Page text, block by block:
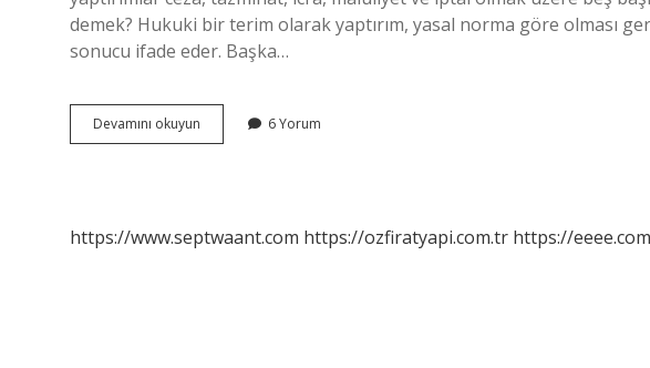
demek? Hukuki bir terim olarak yaptırım, yasal norma göre olması
sonucu ifade eder. Başka…
Devamını okuyun
Yaptırım
6 Yorum
https://www.septwaant.com https://ozfiratyapi.com.tr https://